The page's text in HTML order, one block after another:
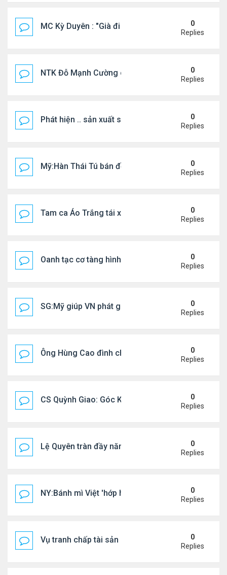
MC Kỳ Duyên : "Già đi cũng là một đặc ân"
0
Replies
NTK Đỗ Mạnh Cường chi 100 triệu đồng thuê...
0
Replies
Phát hiện .. sản xuất sữa 'pha bột giặt'
0
Replies
Mỹ:Hàn Thái Tú bán đồ ăn online mưu sinh
0
Replies
Tam ca Áo Trắng tái xuất trên sân khấu
0
Replies
Oanh tạc cơ tàng hình đáng sợ nhất thế giới
0
Replies
SG:Mỹ giúp VN phát giác xưởng sản xuất giày
0
Replies
Ông Hùng Cao đình chỉ công tác quan chức 'nói
0
Replies
CS Quỳnh Giao: Góc Khuất Của Căn Bệnh Đoạt
0
Replies
Lệ Quyên tràn đầy năng lượng tại Mỹ
0
Replies
NY:Bánh mì Việt 'hớp hồn' thực khách Mỹ
0
Replies
Vụ tranh chấp tài sản của dv Đức Tiến
0
Replies